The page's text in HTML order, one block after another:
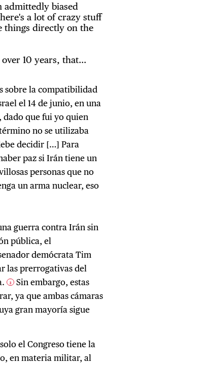
admittedly biased
a lot of crazy stuff
things directly on the
over 10 years, that…
sobre la compatibilidad
el 14 de junio, en una
dado que fui yo quien
no se utilizaba
decidir […] Para
paz si Irán tiene un
personas que no
un arma nuclear, eso
guerra contra Irán sin
pública, el
demócrata Tim
las prerrogativas del
3 Sin embargo, estas
ya que ambas cámaras
gran mayoría sigue
el Congreso tiene la
en materia militar, al